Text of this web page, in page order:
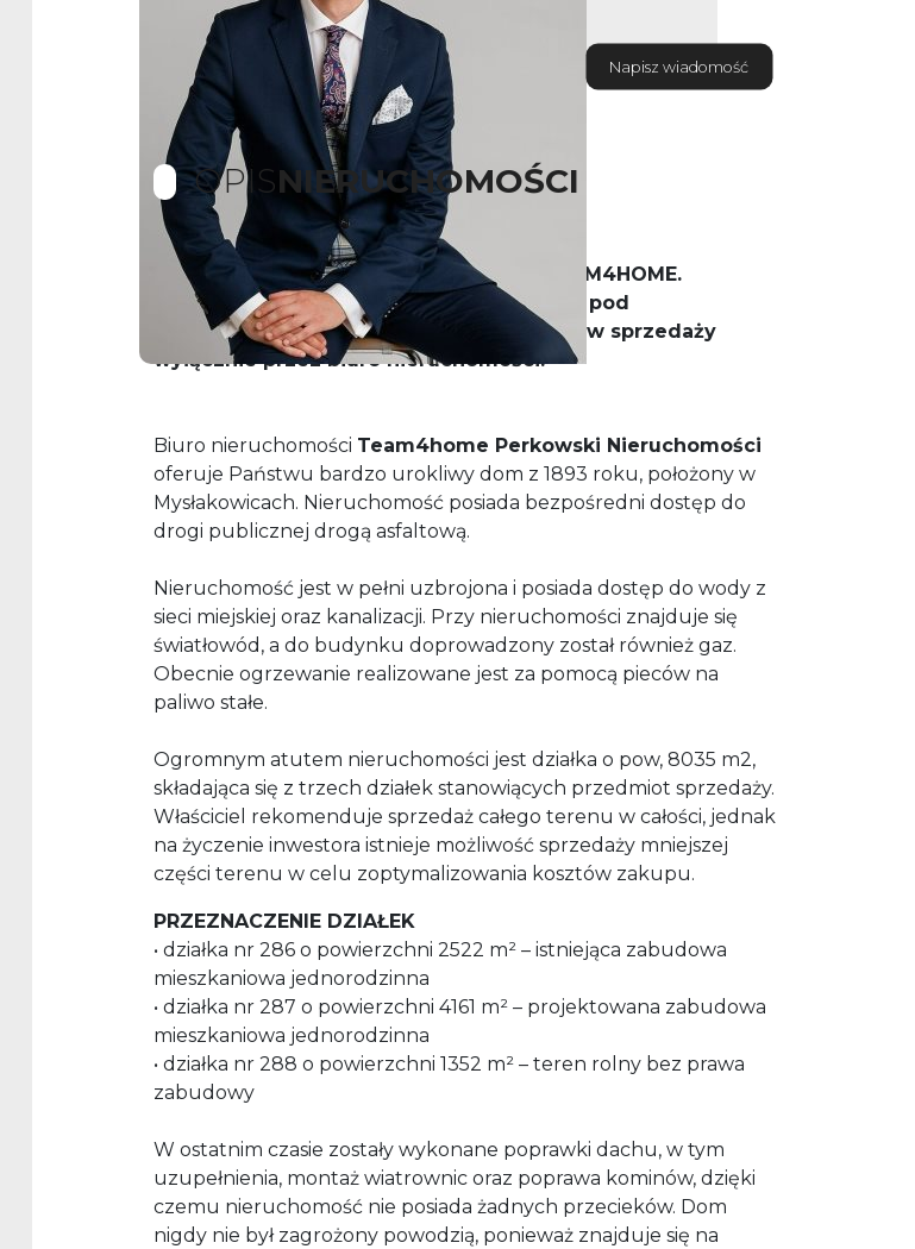
Napisz wiadomość
OPISNIERUCHOMOŚCI
Oferta sprzedawana wyłącznie przez TEAM4HOME.
Prosimy o nieprzyjeżdżanie samodzielnie pod
nieruchomość oraz uszanowanie warunków sprzedaży
wyłącznie przez biuro nieruchomości.
Biuro nieruchomości Team4home Perkowski Nieruchomości
oferuje Państwu bardzo urokliwy dom z 1893 roku, położony w
Mysłakowicach. Nieruchomość posiada bezpośredni dostęp do
drogi publicznej drogą asfaltową.
Nieruchomość jest w pełni uzbrojona i posiada dostęp do wody z
sieci miejskiej oraz kanalizacji. Przy nieruchomości znajduje się
światłowód, a do budynku doprowadzony został również gaz.
Obecnie ogrzewanie realizowane jest za pomocą pieców na
paliwo stałe.
Ogromnym atutem nieruchomości jest działka o pow, 8035 m2,
składająca się z trzech działek stanowiących przedmiot sprzedaży.
Właściciel rekomenduje sprzedaż całego terenu w całości, jednak
na życzenie inwestora istnieje możliwość sprzedaży mniejszej
części terenu w celu zoptymalizowania kosztów zakupu.
PRZEZNACZENIE DZIAŁEK
• działka nr 286 o powierzchni 2522 m² – istniejąca zabudowa
mieszkaniowa jednorodzinna
• działka nr 287 o powierzchni 4161 m² – projektowana zabudowa
mieszkaniowa jednorodzinna
• działka nr 288 o powierzchni 1352 m² – teren rolny bez prawa
zabudowy
W ostatnim czasie zostały wykonane poprawki dachu, w tym
uzupełnienia, montaż wiatrownic oraz poprawa kominów, dzięki
czemu nieruchomość nie posiada żadnych przecieków. Dom
nigdy nie był zagrożony powodzią, ponieważ znajduje się na